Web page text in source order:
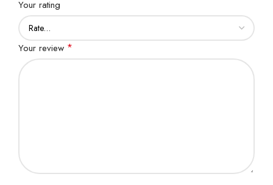
Your rating
Your review *